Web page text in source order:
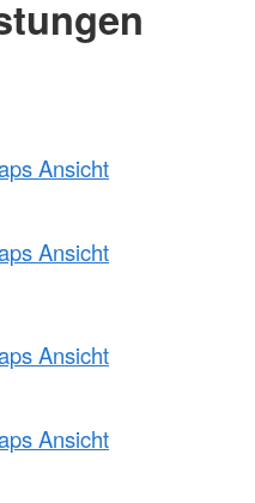
Ansicht
Ansicht
Ansicht
Ansicht